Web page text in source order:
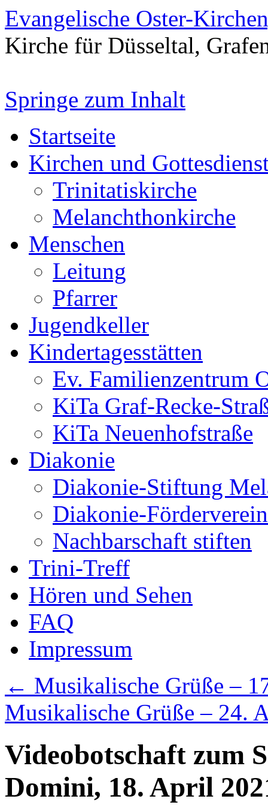
Evangelische Oster-
Kirche für Düsseltal,
Springe zum Inhalt
Startseite
Kirchen und
Trinitatiskirche
Melanchthonkirche
Menschen
Leitung
Pfarrer
Jugendkeller
Kindertagesstätten
Ev. Familienzentrum
KiTa Graf-Recke-
KiTa Neuenhofstraße
Diakonie
Diakonie-Stiftung
Diakonie-
Nachbarschaft stiften
Trini-Treff
Hören und Sehen
FAQ
Impressum
← Musikalische Grüße –
Musikalische Grüße – 24.
Videobotschaft zum
Domini, 18. April